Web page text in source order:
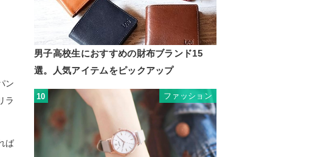
ン
ラ
ば
男子高校生におすすめの財布ブランド15
選。人気アイテムをピックアップ
10 ファッション